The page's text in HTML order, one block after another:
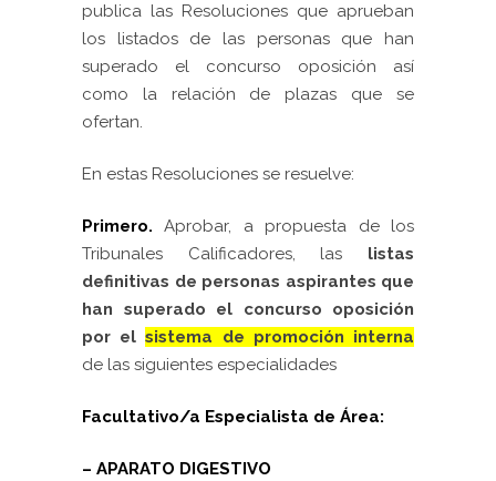
publica las Resoluciones que aprueban
los listados de las personas que han
superado el concurso oposición así
como la relación de plazas que se
ofertan.
En estas Resoluciones se resuelve:
Primero.
Aprobar, a propuesta de los
Tribunales Calificadores, las listas
definitivas de personas aspirantes que
han superado el concurso oposición
por elsistema de promoción interna
de las siguientes especialidades
Facultativo/a Especialista de Área:
– APARATO DIGESTIVO